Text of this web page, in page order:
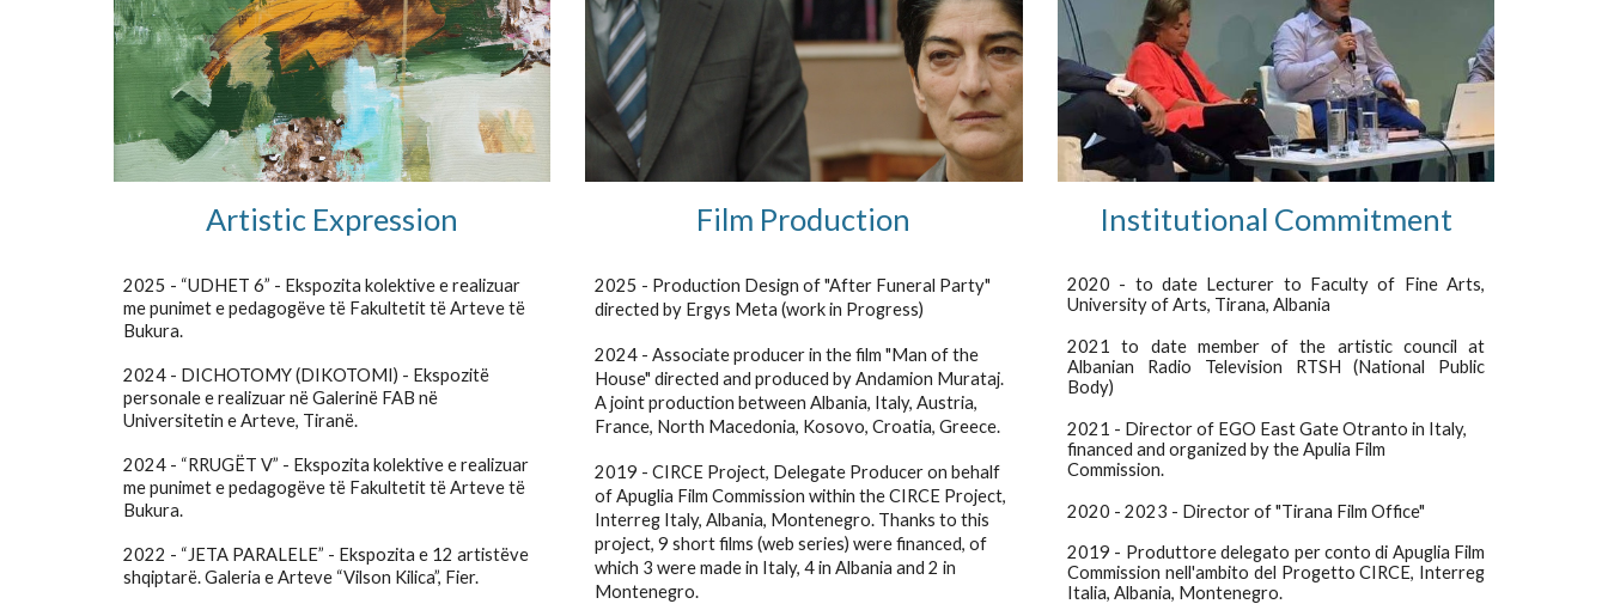
Artistic Expression
2025 - “UDHET 6” - Ekspozita kolektive e realizuar
me punimet e pedagogëve të Fakultetit të Arteve të
Bukura.
2024 - DICHOTOMY (DIKOTOMI) - Ekspozitë
personale e realizuar në Galerinë FAB në
Universitetin e Arteve, Tiranë.
2024 - “RRUGËT V” - Ekspozita kolektive e realizuar
me punimet e pedagogëve të Fakultetit të Arteve të
Bukura.
2022 - “JETA PARALELE” - Ekspozita e 12 artistëve
shqiptarë. Galeria e Arteve “Vilson Kilica”, Fier.
Film Production
2025 - Production Design of "After Funeral Party"
directed by Ergys Meta (work in Progress)
2024 - Associate producer in the film "Man of the
House" directed and produced by Andamion Murataj.
A joint production between Albania, Italy, Austria,
France, North Macedonia, Kosovo, Croatia, Greece.
2019 - CIRCE Project, Delegate Producer on behalf
of Apuglia Film Commission within the CIRCE Project,
Interreg Italy, Albania, Montenegro. Thanks to this
project, 9 short films (web series) were financed, of
which 3 were made in Italy, 4 in Albania and 2 in
Montenegro.
Institutional Commitment
2020 - to date Lecturer to Faculty of Fine Arts,
University of Arts, Tirana, Albania
2021 to date member of the artistic council at
Albanian Radio Television RTSH (National Public
Body)
2021 - Director of EGO East Gate Otranto in Italy,
financed and organized by the Apulia Film
Commission.
2020 - 2023 - Director of "Tirana Film Office"
2019 - Produttore delegato per conto di Apuglia Film
Commission nell'ambito del Progetto CIRCE, Interreg
Italia, Albania, Montenegro.